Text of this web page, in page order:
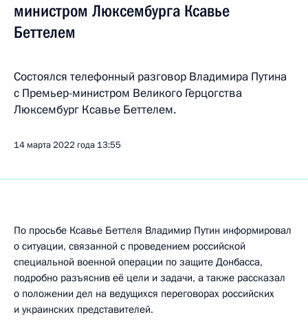
министром Люксембурга Ксавье
Беттелем
Состоялся телефонный разговор Владимира Путина
с Премьер-министром Великого Герцогства
Люксембург Ксавье Беттелем.
14 марта 2022 года 13:55
По просьбе Ксавье Беттеля Владимир Путин информировал
о ситуации, связанной с проведением российской
специальной военной операции по защите Донбасса,
подробно разъяснив её цели и задачи, а также рассказал
о положении дел на ведущихся переговорах российских
и украинских представителей.